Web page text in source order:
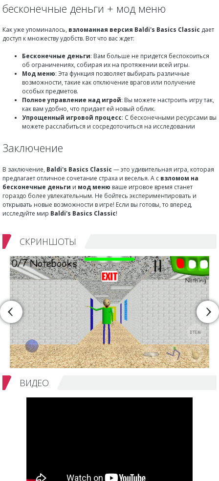
бесконечные деньги + мод меню
Как уже упоминалось, взломанная версия Baldi's Basics Classic дает
доступ к множеству удобств. Вот что вас ждет:
Бесконечные деньги: Вам больше не придется беспокоиться
об ограничениях, собирая их на протяжении всей игры.
Мод меню: Эта функция позволяет выбирать различные
возможности, такие как отключение врагов или получение
особых предметов.
Полное управление над игрой: Вы можете настроить игру так,
как вам удобно, что придает ей новый облик.
Упрощенный игровой процесс: С бесконечными ресурсами вы
можете расслабиться и сосредоточиться на исследовании
Заключение
В заключение, Baldi's Basics Classic — это удивительная игра, которая
предлагает отличное сочетание страха и веселья. А с взломом на
бесконечные деньги и мод меню ваше игровое время станет
гораздо более увлекательным. Не бойтесь экспериментировать и
открывать новые возможности в игре! Если вы готовы, то вперед,
исследуйте мир Baldi's Basics Classic!
СКРИНШОТЫ
ВИДЕО